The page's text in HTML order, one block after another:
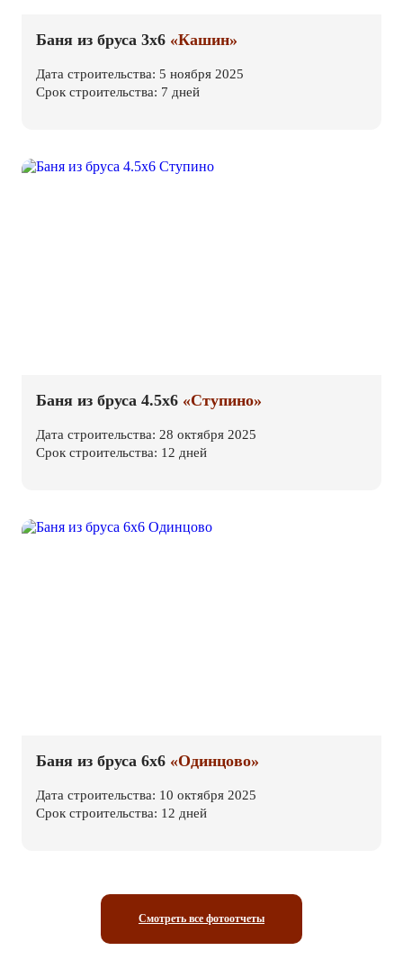
Баня из бруса 3х6 «Кашин»
Дата строительства: 5 ноября 2025
Срок строительства: 7 дней
Баня из бруса 4.5х6 «Ступино»
Дата строительства: 28 октября 2025
Срок строительства: 12 дней
Баня из бруса 6х6 «Одинцово»
Дата строительства: 10 октября 2025
Срок строительства: 12 дней
Смотреть все фотоотчеты